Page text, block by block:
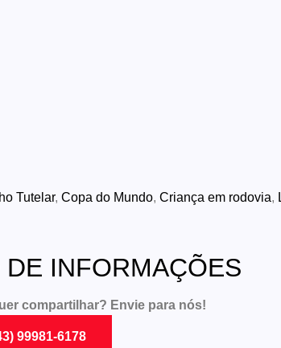
Tutelar, Copa do Mundo, Criança em rodovia,
INFORMAÇÕES
compartilhar? Envie para nós!
99981-6178